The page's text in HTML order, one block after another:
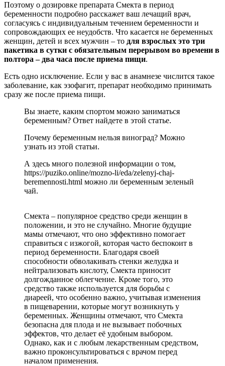
Поэтому о дозировке препарата Смекта в период
беременности подробно расскажет ваш лечащий врач,
согласуясь с индивидуальным течением беременности и
сопровождающих ее неудобств. Что касается не беременных
женщин, детей и всех мужчин – то для взрослых это три
пакетика в сутки с обязательным перерывом во времени в
полтора – два часа после приема пищи.
Есть одно исключение. Если у вас в анамнезе числится такое
заболевание, как эзофагит, препарат необходимо принимать
сразу же после приема пищи.
Вы знаете, каким спортом можно заниматься
беременным? Ответ найдете в этой статье.
Почему беременным нельзя виноград? Можно
узнать из этой статьи.
А здесь много полезной информации о том,
https://puziko.online/mozno-li/eda/zelenyj-chaj-
beremennosti.html можно ли беременным зеленый
чай.
Смекта – популярное средство среди женщин в
положении, и это не случайно. Многие будущие
мамы отмечают, что оно эффективно помогает
справиться с изжогой, которая часто беспокоит в
период беременности. Благодаря своей
способности обволакивать стенки желудка и
нейтрализовать кислоту, Смекта приносит
долгожданное облегчение. Кроме того, это
средство также используется для борьбы с
диареей, что особенно важно, учитывая изменения
в пищеварении, которые могут возникнуть у
беременных. Женщины отмечают, что Смекта
безопасна для плода и не вызывает побочных
эффектов, что делает её удобным выбором.
Однако, как и с любым лекарственным средством,
важно проконсультироваться с врачом перед
началом применения.